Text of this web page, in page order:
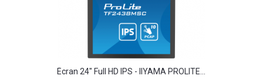
Écran 24" Full HD IPS - IIYAMA PROLITE...